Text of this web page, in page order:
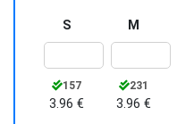
S
157
3.96 €
M
231
3.96 €